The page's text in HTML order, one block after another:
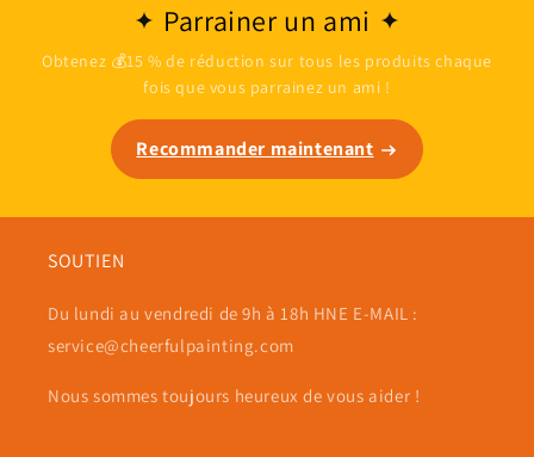
Parrainer un ami
Obtenez 💰15 % de réduction sur tous les produits chaque
fois que vous parrainez un ami !
Recommander maintenant
SOUTIEN
Du lundi au vendredi de 9h à 18h HNE E-MAIL :
service@cheerfulpainting.com
Nous sommes toujours heureux de vous aider !